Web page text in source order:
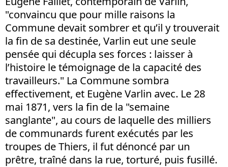
"convaincu que pour mille raisons la
Commune devait sombrer et qu’il y trouverait
la fin de sa destinée, Varlin eut une seule
pensée qui décupla ses forces : laisser à
l’histoire le témoignage de la capacité des
travailleurs." La Commune sombra
effectivement, et Eugène Varlin avec. Le 28
mai 1871, vers la fin de la "semaine
sanglante", au cours de laquelle des milliers
de communards furent exécutés par les
troupes de Thiers, il fut dénoncé par un
prêtre, traîné dans la rue, torturé, puis fusillé.